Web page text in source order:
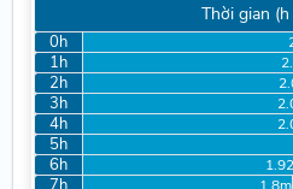
Thời gian (h
0h
1h
2h
3h
4h
5h
6h
1.8m